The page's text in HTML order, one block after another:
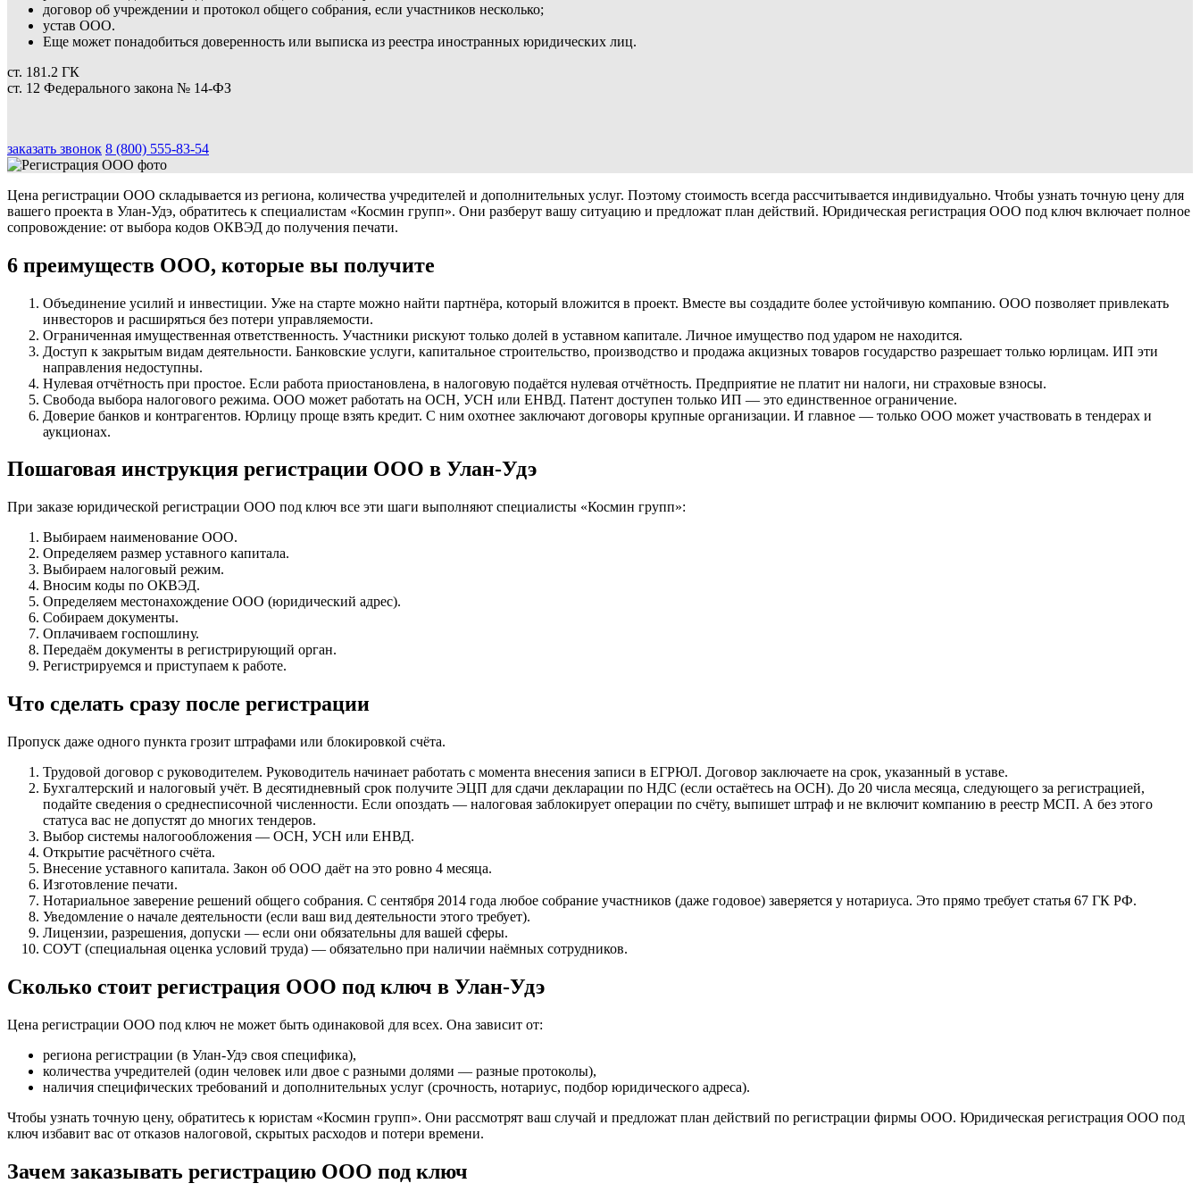
договор об учреждении и протокол общего собрания, если участников несколько;
устав ООО.
Еще может понадобиться доверенность или выписка из реестра иностранных юридических лиц.
ст. 181.2 ГК
ст. 12 Федерального закона № 14-ФЗ
заказать звонок 8 (800) 555-83-54
Цена регистрации ООО складывается из региона, количества учредителей и дополнительных услуг. Поэтому стоимость всегда рассчитывается индивидуально. Чтобы узнать точную цену для
вашего проекта в Улан-Удэ, обратитесь к специалистам «Космин групп». Они разберут вашу ситуацию и предложат план действий. Юридическая регистрация ООО под ключ включает полное
сопровождение: от выбора кодов ОКВЭД до получения печати.
6 преимуществ ООО, которые вы получите
Объединение усилий и инвестиции. Уже на старте можно найти партнёра, который вложится в проект. Вместе вы создадите более устойчивую компанию. ООО позволяет привлекать
инвесторов и расширяться без потери управляемости.
Ограниченная имущественная ответственность. Участники рискуют только долей в уставном капитале. Личное имущество под ударом не находится.
Доступ к закрытым видам деятельности. Банковские услуги, капитальное строительство, производство и продажа акцизных товаров государство разрешает только юрлицам. ИП эти
направления недоступны.
Нулевая отчётность при простое. Если работа приостановлена, в налоговую подаётся нулевая отчётность. Предприятие не платит ни налоги, ни страховые взносы.
Свобода выбора налогового режима. ООО может работать на ОСН, УСН или ЕНВД. Патент доступен только ИП — это единственное ограничение.
Доверие банков и контрагентов. Юрлицу проще взять кредит. С ним охотнее заключают договоры крупные организации. И главное — только ООО может участвовать в тендерах и
аукционах.
Пошаговая инструкция регистрации ООО в Улан-Удэ
При заказе юридической регистрации ООО под ключ все эти шаги выполняют специалисты «Космин групп»:
Выбираем наименование ООО.
Определяем размер уставного капитала.
Выбираем налоговый режим.
Вносим коды по ОКВЭД.
Определяем местонахождение ООО (юридический адрес).
Собираем документы.
Оплачиваем госпошлину.
Передаём документы в регистрирующий орган.
Регистрируемся и приступаем к работе.
Что сделать сразу после регистрации
Пропуск даже одного пункта грозит штрафами или блокировкой счёта.
Трудовой договор с руководителем. Руководитель начинает работать с момента внесения записи в ЕГРЮЛ. Договор заключаете на срок, указанный в уставе.
Бухгалтерский и налоговый учёт. В десятидневный срок получите ЭЦП для сдачи декларации по НДС (если остаётесь на ОСН). До 20 числа месяца, следующего за регистрацией,
подайте сведения о среднесписочной численности. Если опоздать — налоговая заблокирует операции по счёту, выпишет штраф и не включит компанию в реестр МСП. А без этого
статуса вас не допустят до многих тендеров.
Выбор системы налогообложения — ОСН, УСН или ЕНВД.
Открытие расчётного счёта.
Внесение уставного капитала. Закон об ООО даёт на это ровно 4 месяца.
Изготовление печати.
Нотариальное заверение решений общего собрания. С сентября 2014 года любое собрание участников (даже годовое) заверяется у нотариуса. Это прямо требует статья 67 ГК РФ.
Уведомление о начале деятельности (если ваш вид деятельности этого требует).
Лицензии, разрешения, допуски — если они обязательны для вашей сферы.
СОУТ (специальная оценка условий труда) — обязательно при наличии наёмных сотрудников.
Сколько стоит регистрация ООО под ключ в Улан-Удэ
Цена регистрации ООО под ключ не может быть одинаковой для всех. Она зависит от:
региона регистрации (в Улан-Удэ своя специфика),
количества учредителей (один человек или двое с разными долями — разные протоколы),
наличия специфических требований и дополнительных услуг (срочность, нотариус, подбор юридического адреса).
Чтобы узнать точную цену, обратитесь к юристам «Космин групп». Они рассмотрят ваш случай и предложат план действий по регистрации фирмы ООО. Юридическая регистрация ООО под
ключ избавит вас от отказов налоговой, скрытых расходов и потери времени.
Зачем заказывать регистрацию ООО под ключ